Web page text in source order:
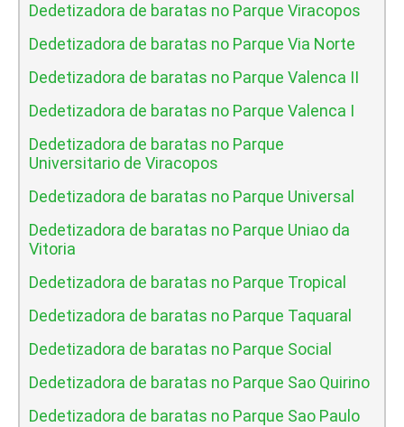
Dedetizadora de baratas no Parque Viracopos
Dedetizadora de baratas no Parque Via Norte
Dedetizadora de baratas no Parque Valenca II
Dedetizadora de baratas no Parque Valenca I
Dedetizadora de baratas no Parque
Universitario de Viracopos
Dedetizadora de baratas no Parque Universal
Dedetizadora de baratas no Parque Uniao da
Vitoria
Dedetizadora de baratas no Parque Tropical
Dedetizadora de baratas no Parque Taquaral
Dedetizadora de baratas no Parque Social
Dedetizadora de baratas no Parque Sao Quirino
Dedetizadora de baratas no Parque Sao Paulo